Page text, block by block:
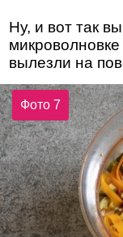
Ну, и вот так
вылезли на
Фото 7